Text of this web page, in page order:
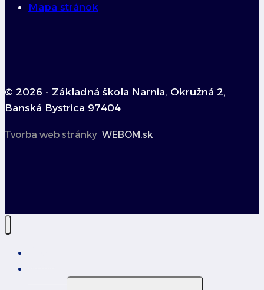
Mapa stránok
© 2026 - Základná škola Narnia, Okružná 2,
Banská Bystrica 97404
Tvorba web stránky WEBOM.sk